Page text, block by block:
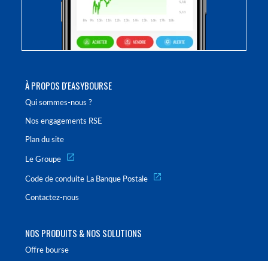
À PROPOS D'EASYBOURSE
Qui sommes-nous ?
Nos engagements RSE
Plan du site
Le Groupe
Code de conduite La Banque Postale
Contactez-nous
NOS PRODUITS & NOS SOLUTIONS
Offre bourse